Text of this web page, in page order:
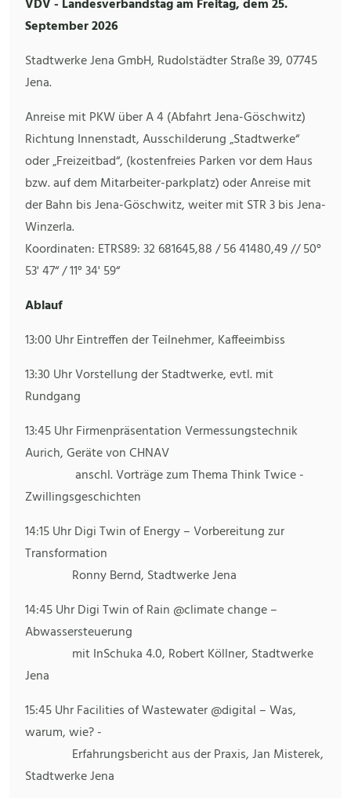
VDV - Landesverbandstag am Freitag, dem 25.
September 2026
Stadtwerke Jena GmbH, Rudolstädter Straße 39, 07745
Jena.
Anreise mit PKW über A 4 (Abfahrt Jena-Göschwitz)
Richtung Innenstadt, Ausschilderung „Stadtwerke“
oder „Freizeitbad“, (kostenfreies Parken vor dem Haus
bzw. auf dem Mitarbeiter-parkplatz) oder Anreise mit
der Bahn bis Jena-Göschwitz, weiter mit STR 3 bis Jena-
Winzerla.
Koordinaten: ETRS89: 32 681645,88 / 56 41480,49 // 50°
53' 47“ / 11° 34' 59“
Ablauf
13:00 Uhr Eintreffen der Teilnehmer, Kaffeeimbiss
13:30 Uhr Vorstellung der Stadtwerke, evtl. mit
Rundgang
13:45 Uhr Firmenpräsentation Vermessungstechnik
Aurich, Geräte von CHNAV
anschl. Vorträge zum Thema Think Twice -
Zwillingsgeschichten
14:15 Uhr Digi Twin of Energy – Vorbereitung zur
Transformation
Ronny Bernd, Stadtwerke Jena
14:45 Uhr Digi Twin of Rain @climate change –
Abwassersteuerung
mit InSchuka 4.0, Robert Köllner, Stadtwerke
Jena
15:45 Uhr Facilities of Wastewater @digital – Was,
warum, wie? -
Erfahrungsbericht aus der Praxis, Jan Misterek,
Stadtwerke Jena